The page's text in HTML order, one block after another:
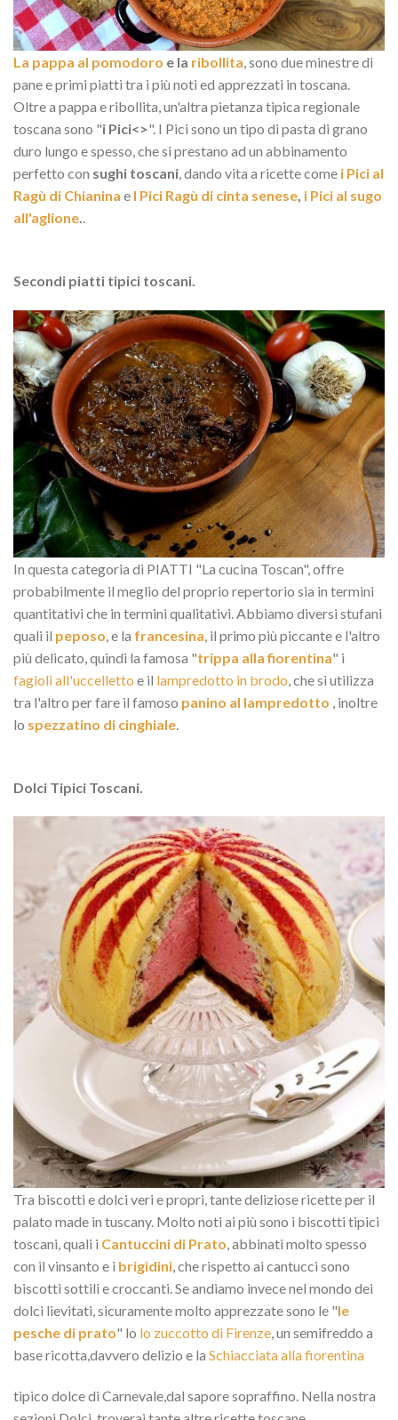
La pappa al pomodoro e la ribollita, sono due minestre di
pane e primi piatti tra i più noti ed apprezzati in toscana.
Oltre a pappa e ribollita, un'altra pietanza tipica regionale
toscana sono "i Pici<>". I Pici sono un tipo di pasta di grano
duro lungo e spesso, che si prestano ad un abbinamento
perfetto con sughi toscani, dando vita a ricette come i Pici al
Ragù di Chianina e I Pici Ragù di cinta senese, i Pici al sugo
all'aglione..
Secondi piatti tipici toscani.
In questa categoria di PIATTI "La cucina Toscan", offre
probabilmente il meglio del proprio repertorio sia in termini
quantitativi che in termini qualitativi. Abbiamo diversi stufani
quali il peposo, e la francesina, il primo più piccante e l'altro
più delicato, quindi la famosa "trippa alla fiorentina" i
fagioli all'uccelletto e il lampredotto in brodo, che si utilizza
tra l'altro per fare il famoso panino al lampredotto , inoltre
lo spezzatino di cinghiale.
Dolci Tipici Toscani.
Tra biscotti e dolci veri e propri, tante deliziose ricette per il
palato made in tuscany. Molto noti ai più sono i biscotti tipici
toscani, quali i Cantuccini di Prato, abbinati molto spesso
con il vinsanto e i brigidini, che rispetto ai cantucci sono
biscotti sottili e croccanti. Se andiamo invece nel mondo dei
dolci lievitati, sicuramente molto apprezzate sono le "le
pesche di prato" lo lo zuccotto di Firenze, un semifreddo a
base ricotta,davvero delizio e la Schiacciata alla fiorentina
tipico dolce di Carnevale,dal sapore sopraffino. Nella nostra